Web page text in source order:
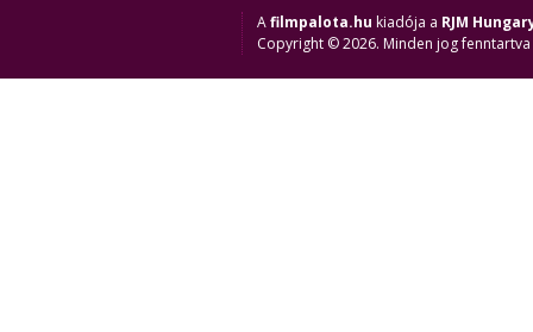
Afilmpalota.hu kiadója a RJM
Copyright © 2026. Minden jog fenntartva